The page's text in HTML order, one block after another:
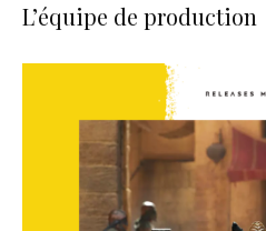
L’équipe de production